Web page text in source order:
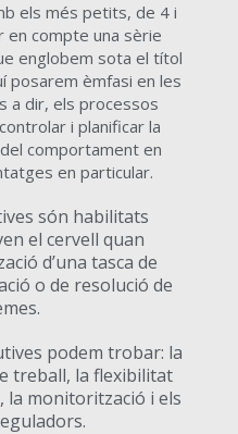
els més petits, de 4 i
en compte una sèrie
englobem sota el títol
posarem èmfasi en les
a dir, els processos
i planificar la
comportament en
en particular.
són habilitats
el cervell quan
d’una tasca de
o de resolució de
podem trobar: la
treball, la flexibilitat
la monitorització i els